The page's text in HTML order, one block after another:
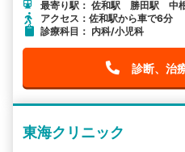
最寄り駅： 佐和駅 勝田駅 中
アクセス：佐和駅から車で6分
診療科目： 内科/小児科
診断、治
東海クリニック